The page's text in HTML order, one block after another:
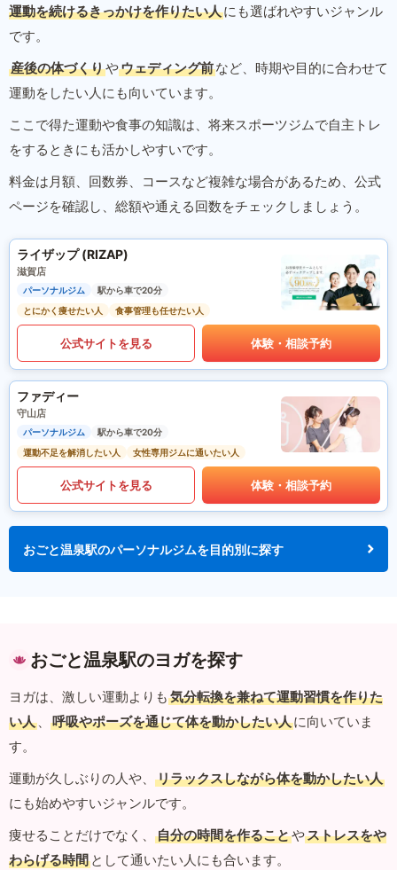
運動を続けるきっかけを作りたい人にも選ばれやすいジャンル
です。
産後の体づくりやウェディング前など、時期や目的に合わせて
運動をしたい人にも向いています。
ここで得た運動や食事の知識は、将来スポーツジムで自主トレ
をするときにも活かしやすいです。
料金は月額、回数券、コースなど複雑な場合があるため、公式
ページを確認し、総額や通える回数をチェックしましょう。
ライザップ (RIZAP)
滋賀店
パーソナルジム
駅から車で20分
とにかく痩せたい人
食事管理も任せたい人
公式サイトを見る 体験・相談予約
ファディー
守山店
パーソナルジム
駅から車で20分
運動不足を解消したい人
女性専用ジムに通いたい人
公式サイトを見る 体験・相談予約
おごと温泉駅のパーソナルジムを目的別に探す
おごと温泉駅のヨガを探す
ヨガは、激しい運動よりも 気分転換を兼ねて運動習慣を作りた
い人 、 呼吸やポーズを通じて体を動かしたい人に向いていま
す。
運動が久しぶりの人や、
リラックスしながら体を動かしたい人
にも始めやすいジャンルです。
痩せることだけでなく、
自分の時間を作ることやストレスをや
わらげる時間 として通いたい人にも合います。